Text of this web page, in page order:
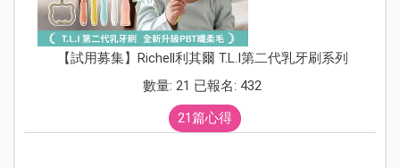
【試用募集】Richell利其爾 T.L.I第二代乳牙刷系列
數量: 21 已報名: 432
21篇心得